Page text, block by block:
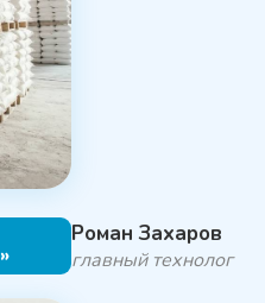
Роман Захаров
главный технолог